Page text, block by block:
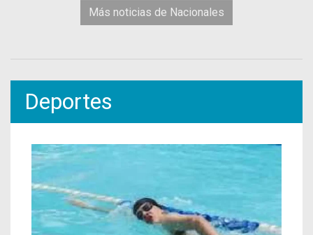
Más noticias de Nacionales
Deportes